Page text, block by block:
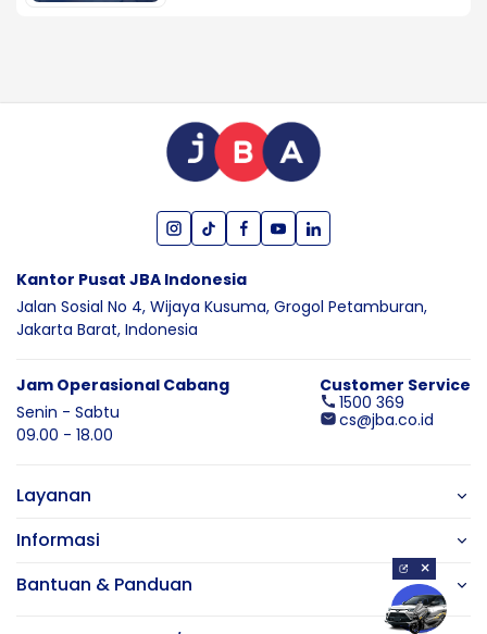
Kantor Pusat JBA Indonesia
Jalan Sosial No 4, Wijaya Kusuma, Grogol Petamburan,
Jakarta Barat, Indonesia
Jam Operasional Cabang
Senin - Sabtu
09.00 - 18.00
Customer Service
1500 369
cs@jba.co.id
Layanan
Informasi
Bantuan & Panduan
×